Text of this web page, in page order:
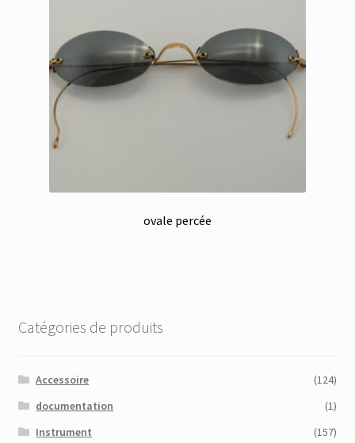
ovale percée
Catégories de produits
Accessoire
(124)
documentation
(1)
Instrument
(157)